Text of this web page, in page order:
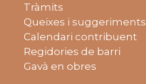
Tràmits
Queixes i suggeriments
Calendari contribuent
Regidories de barri
Gavà en obres